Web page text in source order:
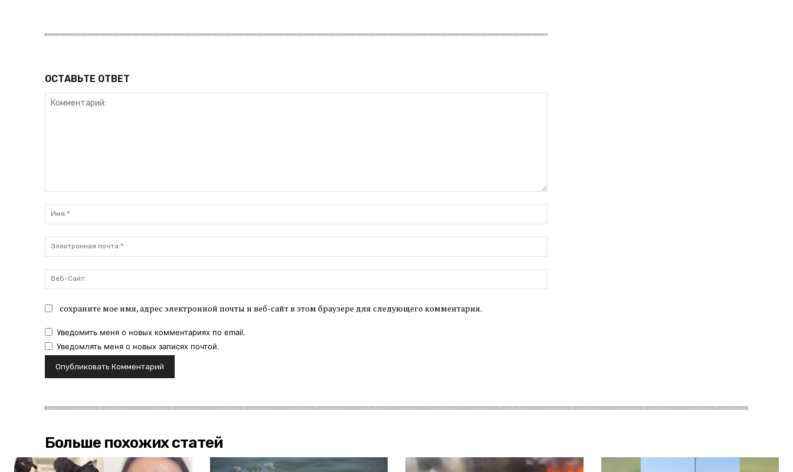
ОСТАВЬТЕ ОТВЕТ
почта:*
Сайт:
сохраните мое имя, адрес электронной почты и веб-сайт в этом браузере для следующего комментария.
Уведомить меня о новых комментариях по email.
Уведомлять меня о новых записях почтой.
Больше похожих статей